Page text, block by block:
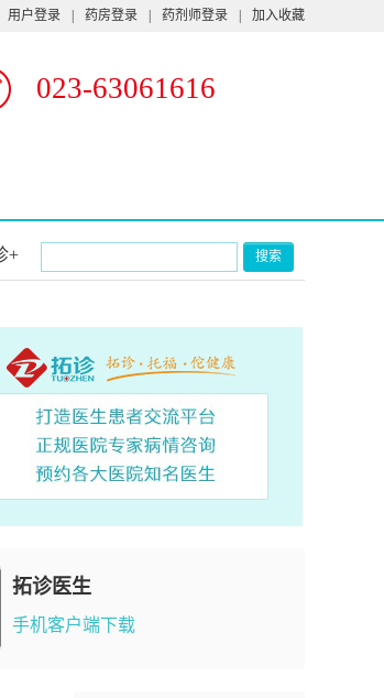
用户登录 药房登录 药剂师登录 加入收藏
023-63061616
+ 搜索
拓诊医生
手机客户端下载